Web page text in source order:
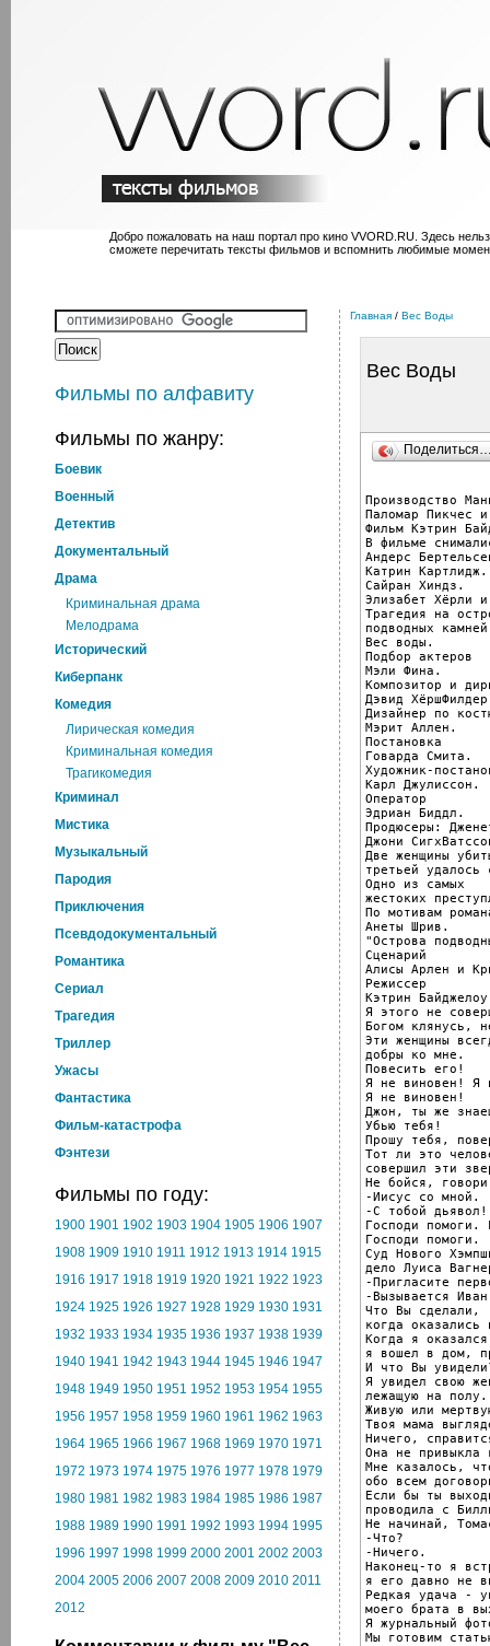
Добро пожаловать на наш портал про кино VVORD.RU. Здесь
сможете перечитать тексты фильмов и вспомнить любимые
Фильмы по алфавиту
Фильмы по жанру:
Боевик
Военный
Детектив
Документальный
Драма
Криминальная драма
Мелодрама
Исторический
Киберпанк
Комедия
Лирическая комедия
Криминальная комедия
Трагикомедия
Криминал
Мистика
Музыкальный
Пародия
Приключения
Псевдодокументальный
Романтика
Cериал
Трагедия
Триллер
Ужасы
Фантастика
Фильм-катастрофа
Фэнтези
Фильмы по году:
1900 1901 1902 1903 1904 1905 1906 1907
1908 1909 1910 1911 1912 1913 1914 1915
1916 1917 1918 1919 1920 1921 1922 1923
1924 1925 1926 1927 1928 1929 1930 1931
1932 1933 1934 1935 1936 1937 1938 1939
1940 1941 1942 1943 1944 1945 1946 1947
1948 1949 1950 1951 1952 1953 1954 1955
1956 1957 1958 1959 1960 1961 1962 1963
1964 1965 1966 1967 1968 1969 1970 1971
1972 1973 1974 1975 1976 1977 1978 1979
1980 1981 1982 1983 1984 1985 1986 1987
1988 1989 1990 1991 1992 1993 1994 1995
1996 1997 1998 1999 2000 2001 2002 2003
2004 2005 2006 2007 2008 2009 2010 2011
2012
Главная / Вес Воды
Вес Воды
Производство
Паломар Пикчес
Фильм Кэтрин
В фильме
Андерс
Катрин Картлидж.
Сайран Хиндз.
Элизабет Хёрли
Трагедия на
подводных
Вес воды.
Подбор актеров
Мэли Фина.
Композитор и
Дэвид
Дизайнер по
Мэрит Аллен.
Постановка
Говарда Смита.
Художник-
Карл Джулиссон.
Оператор
Эдриан Биддл.
Продюсеры:
Джони
Две женщины
третьей удалось
Одно из самых
жестоких
По мотивам
Анеты Шрив.
"Острова
Сценарий
Алисы Арлен и
Режиссер
Кэтрин
Я этого не
Богом клянусь,
Эти женщины
добры ко мне.
Повесить его!
Я не виновен! Я
Я не виновен!
Джон, ты же
Убью тебя!
Прошу тебя,
Тот ли это
совершил эти
Не бойся,
-Иисус со мной.
-С тобой дьявол!
Господи помоги.
Господи
Суд Нового
дело Луиса
-Пригласите
-Вызывается
Что Вы сделали,
когда оказались
Когда я
я вошел в дом,
И что Вы
Я увидел свою
лежащую на полу.
Живую или
Твоя мама
Ничего,
Она не привыкла
Мне казалось,
обо всем
Если бы ты
проводила с
Не начинай,
-Что?
-Ничего.
Наконец-то я
я его давно не
Редкая удача -
моего брата в
Я журнальный
Мы готовим